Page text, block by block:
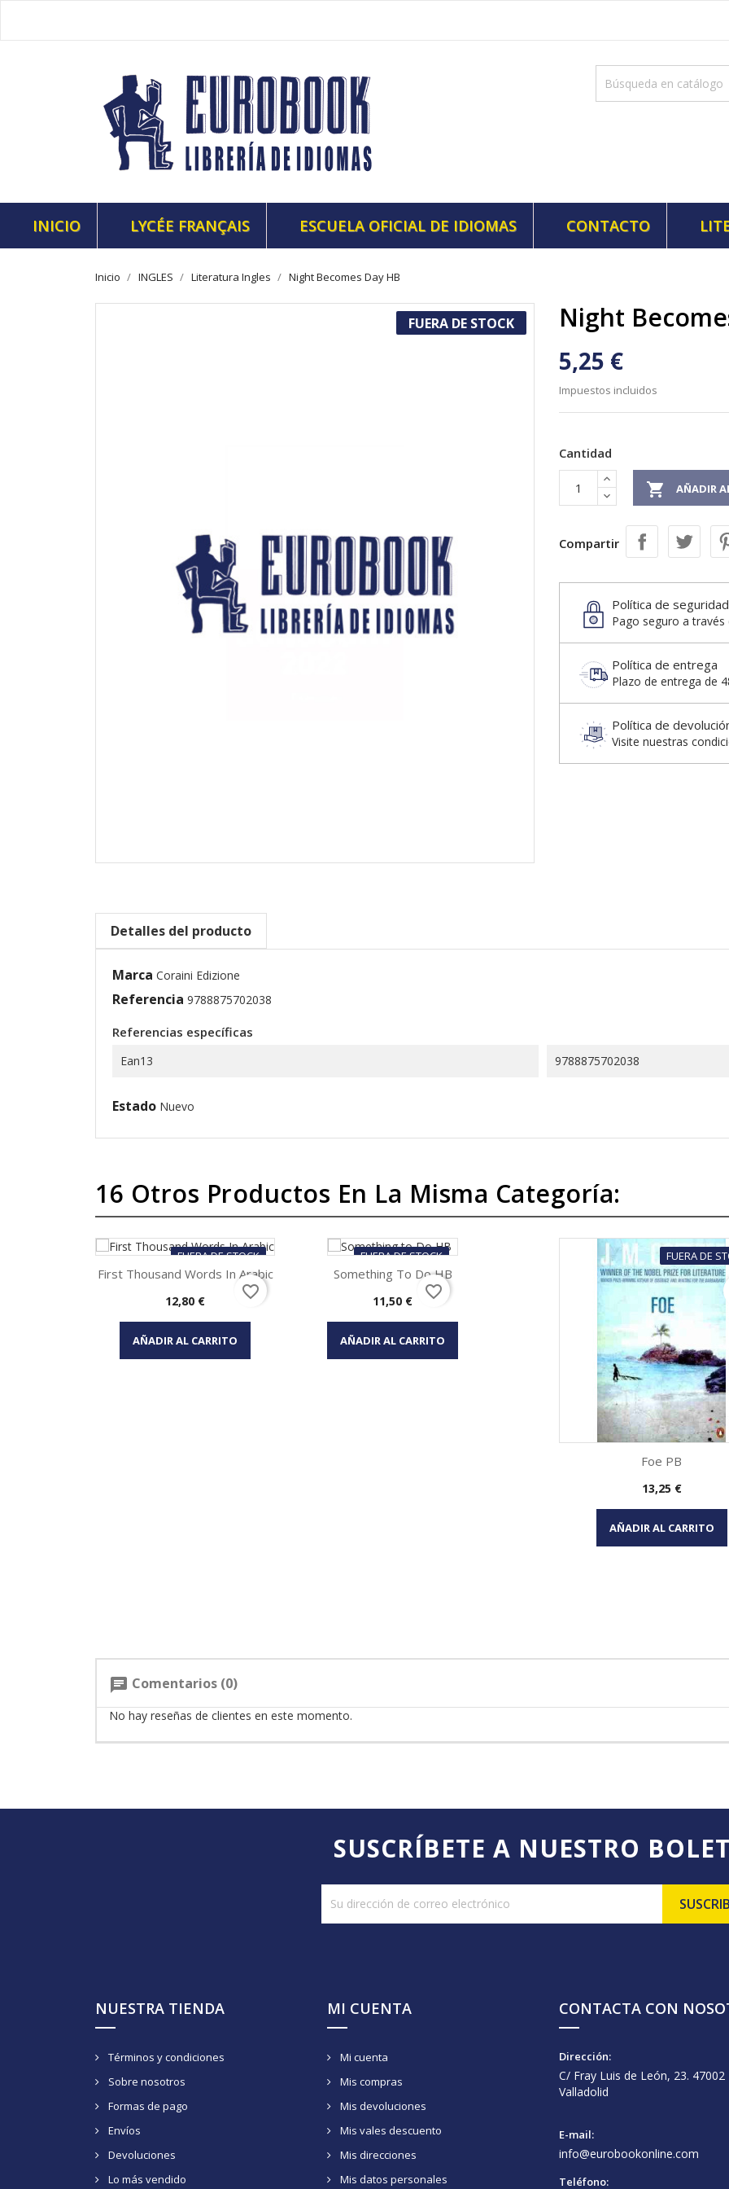
INICIO LYCÉE FRANÇAIS ESCUELA OFICIAL DE IDIOMAS CONTACTO
Inicio INGLES Literatura Ingles Night Becomes Day HB
FUERA DE STOCK Night
5,25 €
Impuestos incluidos
Cantidad
 AÑADIR
Compartir
Política de seguridad
Pago seguro a través
Política de entrega
Plazo de entrega de
Política de
Visite nuestras
Detalles del producto
Marca Coraini Edizione
Referencia 9788875702038
Referencias específicas
Ean13 9788875702038
Estado Nuevo
16 Otros Productos En La Misma Categoría:
FUERA DE STOCK
Vista rápida
First Thousand Words In Arabic
Precio
12,80 €
AÑADIR AL CARRITO
favorite_border
FUERA DE STOCK
Vista rápida
Something To Do HB
Precio
11,50 €
AÑADIR AL CARRITO
favorite_border
FUERA DE
Vista rápida
Foe PB
Precio
13,25 €
AÑADIR AL CARRITO
chat Comentarios (0)
No hay reseñas de clientes en este momento.
SUSCRÍBETE A NUESTRO
NUESTRA TIENDA
Términos y condiciones
Sobre nosotros
Formas de pago
Envíos
Devoluciones
Lo más vendido
MI CUENTA
Mi cuenta
Mis compras
Mis devoluciones
Mis vales descuento
Mis direcciones
Mis datos personales
CONTACTA CON
Dirección:
C/ Fray Luis de León, 23. 47002
Valladolid
E-mail:
info@eurobookonline.com
Teléfono: